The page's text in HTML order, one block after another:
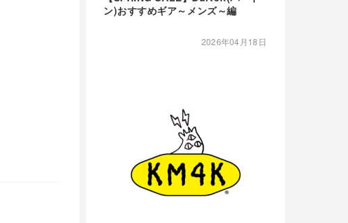
ン)おすすめギア～メンズ～編
2026年04月18日